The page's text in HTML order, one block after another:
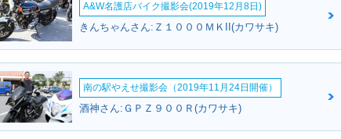
ハイフンなし）となっている。カワサキからは、2004年モデルの
の混在を、後者に統一するという案内があった（世界的な商標登
スでは、車名表記についてZZR250に統一した。
A&W名護店バイク撮影会(2019年12月8日)
きんちゃんさん:Ｚ１０００ＭＫII(カワサキ)
南の駅やえせ撮影会（2019年11月24日開催）
酒神さん:ＧＰＺ９００Ｒ(カワサキ)